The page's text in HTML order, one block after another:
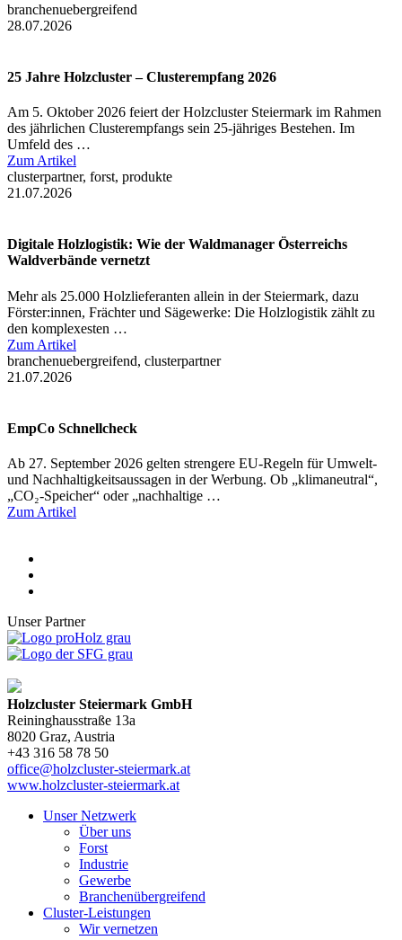
branchenuebergreifend
28.07.2026
25 Jahre Holzcluster – Clusterempfang 2026
Am 5. Oktober 2026 feiert der Holzcluster Steiermark im Rahmen
des jährlichen Clusterempfangs sein 25-jähriges Bestehen. Im
Umfeld des …
Zum Artikel
clusterpartner, forst, produkte
21.07.2026
Digitale Holzlogistik: Wie der Waldmanager Österreichs
Waldverbände vernetzt
Mehr als 25.000 Holzlieferanten allein in der Steiermark, dazu
Förster:innen, Frächter und Sägewerke: Die Holzlogistik zählt zu
den komplexesten …
Zum Artikel
branchenuebergreifend, clusterpartner
21.07.2026
EmpCo Schnellcheck
Ab 27. September 2026 gelten strengere EU-Regeln für Umwelt-
und Nachhaltigkeitsaussagen in der Werbung. Ob „klimaneutral“,
„CO₂-Speicher“ oder „nachhaltige …
Zum Artikel
Unser Partner
Holzcluster Steiermark GmbH
Reininghausstraße 13a
8020 Graz, Austria
+43 316 58 78 50
office@holzcluster-steiermark.at
www.holzcluster-steiermark.at
Unser Netzwerk
Über uns
Forst
Industrie
Gewerbe
Branchenübergreifend
Cluster-Leistungen
Wir vernetzen